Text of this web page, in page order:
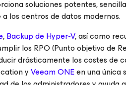
soluciones potentes,
los centros de datos modernos.
,Backup de Hyper-V, así como
los RPO (Punto objetivo de
drásticamente los costes de
yVeeam ONEen una única